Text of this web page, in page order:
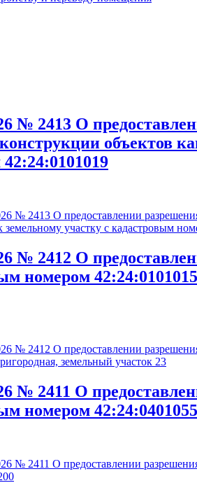
О
объектов
О предоставлении разрешения
земельному участку с кадастровым
О
номером
О предоставлении разрешения
земельный участок 23
О
номером
О предоставлении разрешения